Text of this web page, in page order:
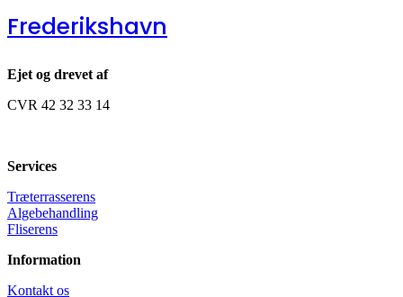
Frederikshavn
Ejet og drevet af
CVR 42 32 33 14
Services
Træterrasserens
Algebehandling
Fliserens
Information
Kontakt os